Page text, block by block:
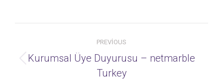
navigation
PREVIOUS
Previous
post:
Kurumsal Üye Duyurusu – netmarble
Turkey